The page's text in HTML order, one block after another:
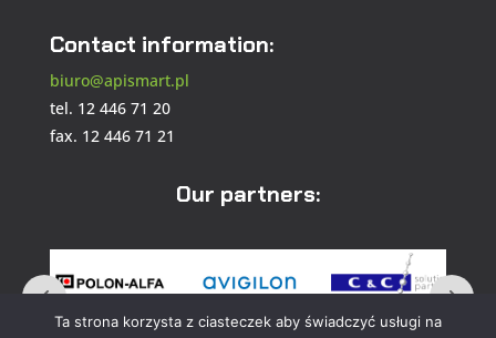
Contact information:
biuro@apismart.pl
tel. 12 446 71 20
fax. 12 446 71 21
Our partners:
Ta strona korzysta z ciasteczek aby świadczyć usługi na